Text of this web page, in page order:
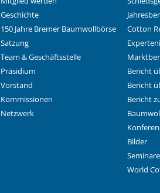
Geschichte
150 Jahre Bremer Baumwollbörse
Satzung
Team & Geschäftsstelle
Präsidium
Vorstand
Kommissionen
Netzwerk
Cotton
Bericht
Bericht
Bericht
Bilder
Seminare
World